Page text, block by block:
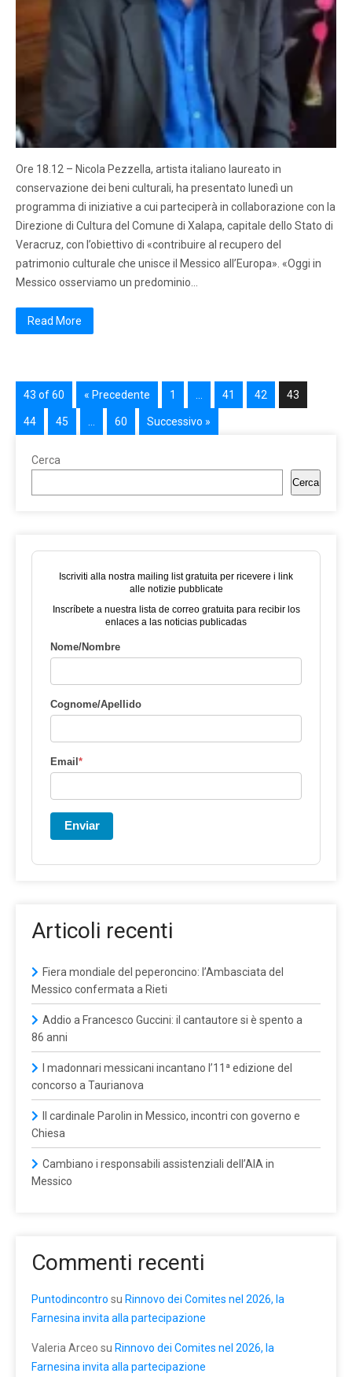
Ore 18.12 – Nicola Pezzella, artista italiano laureato in
conservazione dei beni culturali, ha presentato lunedì un
programma di iniziative a cui parteciperà in collaborazione con la
Direzione di Cultura del Comune di Xalapa, capitale dello Stato di
Veracruz, con l’obiettivo di «contribuire al recupero del
patrimonio culturale che unisce il Messico all’Europa». «Oggi in
Messico osserviamo un predominio…
Read More
43 of 60 « Precedente 1 41 42 43
44 45 60 Successivo »
Cerca
Cerca
Iscriviti alla nostra mailing list gratuita per ricevere i link
alle notizie pubblicate
Inscríbete a nuestra lista de correo gratuita para recibir los
enlaces a las noticias publicadas
Nome/Nombre
Cognome/Apellido
Email *
Enviar
Articoli recenti
Fiera mondiale del peperoncino: l’Ambasciata del
Messico confermata a Rieti
Addio a Francesco Guccini: il cantautore si è spento a
86 anni
I madonnari messicani incantano l’11ª edizione del
concorso a Taurianova
Il cardinale Parolin in Messico, incontri con governo e
Chiesa
Cambiano i responsabili assistenziali dell’AIA in
Messico
Commenti recenti
Puntodincontro su Rinnovo dei Comites nel 2026, la
Farnesina invita alla partecipazione
Valeria Arceo su Rinnovo dei Comites nel 2026, la
Farnesina invita alla partecipazione